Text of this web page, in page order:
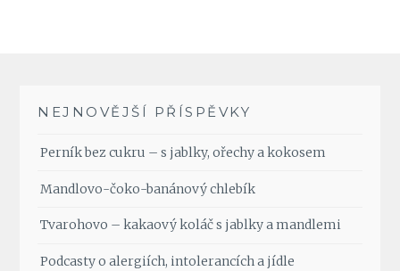
NEJNOVĚJŠÍ PŘÍSPĚVKY
Perník bez cukru – s jablky, ořechy a kokosem
Mandlovo-čoko-banánový chlebík
Tvarohovo – kakaový koláč s jablky a mandlemi
Podcasty o alergiích, intolerancích a jídle